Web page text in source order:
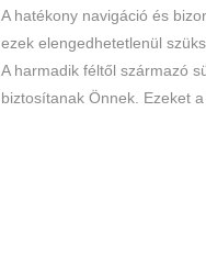
A hatékony navigáció és
ezek elengedhetetlenül
A harmadik féltől származó
biztosítanak Önnek. Ezeket